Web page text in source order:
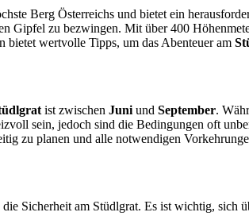
Berg Österreichs und bietet ein
Gipfel zu bezwingen. Mit über 400
wertvolle Tipps, um das Abenteuer am
ist zwischen Juni und September.
sein, jedoch sind die Bedingungen oft
zu planen und alle notwendigen
Sicherheit am Stüdlgrat. Es ist wichtig, sich